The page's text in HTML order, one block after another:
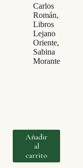
Carlos
Román,
Libros
Lejano
Oriente,
Sabina
Morante
Añadir
al
carrito